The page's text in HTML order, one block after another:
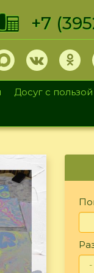
+7
Досуг с пользой